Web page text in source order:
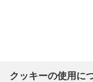
クッキーの使用に